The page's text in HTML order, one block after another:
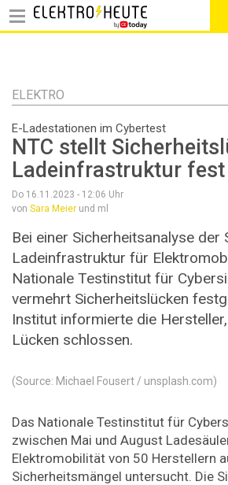
Inhalt
ELEKTRO
E-Ladestationen im Cybertest
NTC stellt
Ladeinfrastruktur fest
Do 16.11.2023 - 12:06 Uhr
von Sara Meier und ml
Bei einer Sicherheitsanalyse der
Ladeinfrastruktur für
Nationale Testinstitut für
vermehrt Sicherheitslücken
Institut informierte die
Lücken schlossen.
(Source: Michael Fousert / unsplash.com)
Das Nationale Testinstitut für
zwischen Mai und August
Elektromobilität von 50 Herstellern
Sicherheitsmängel untersucht. Die